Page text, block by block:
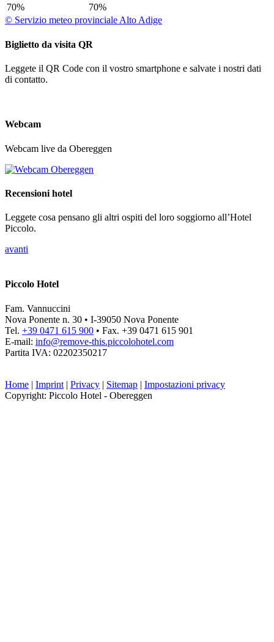
70%
70%
© Servizio meteo provinciale Alto Adige
Biglietto da visita QR
Leggete il QR Code con il vostro smartphone e salvate i nostri dati
di contatto.
Webcam
Webcam live da Obereggen
Recensioni hotel
Leggete cosa pensano gli altri ospiti del loro soggiorno all’Hotel
Piccolo.
avanti
Piccolo Hotel
Fam. Vannuccini
Nova Ponente n. 30 • I-39050 Nova Ponente
Tel. +39 0471 615 900 • Fax. +39 0471 615 901
E-mail: info@remove-this.piccolohotel.com
Partita IVA: 02202350217
Home | Imprint | Privacy | Sitemap | Impostazioni privacy
Copyright: Piccolo Hotel - Obereggen